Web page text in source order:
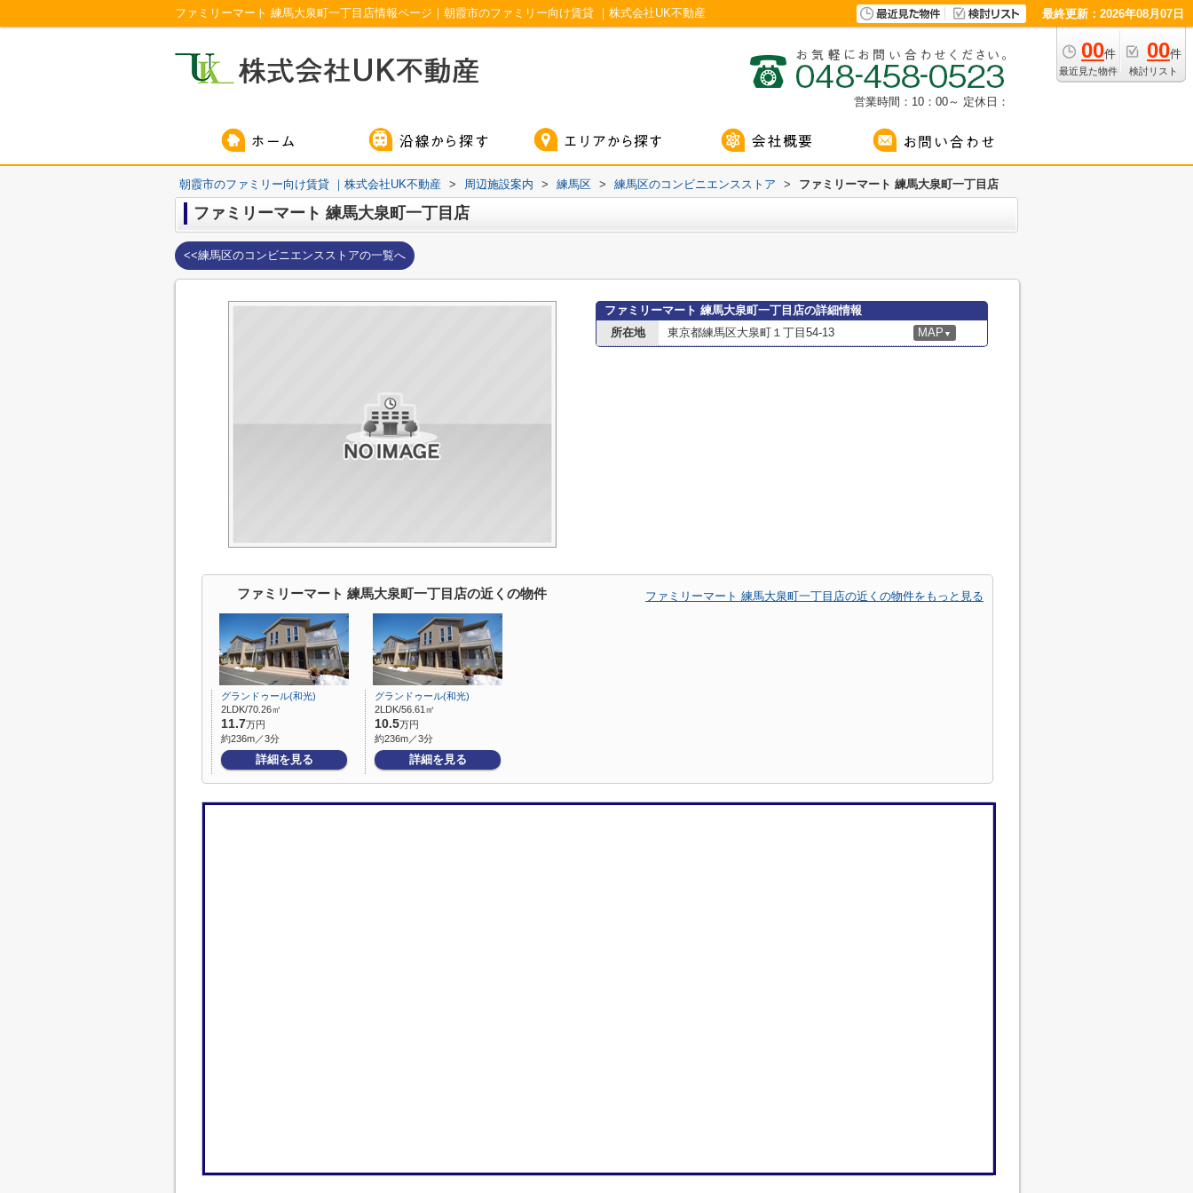
ファミリーマート 練馬大泉町一丁目店情報ページ｜朝霞市のファミリー向け賃貸 ｜株式会社UK不動産 最終更新：2026年08月07日
00件
最近見た物件
00件
検討リスト
営業時間：10：00～ 定休日：
朝霞市のファミリー向け賃貸 ｜株式会社UK不動産 > 周辺施設案内 > 練馬区 > 練馬区のコンビニエンスストア > ファミリーマート 練馬大泉町一丁目店
ファミリーマート 練馬大泉町一丁目店
<<練馬区のコンビニエンスストアの一覧へ
ファミリーマート 練馬大泉町一丁目店の詳細情報
所在地
東京都練馬区大泉町１丁目54-13 MAP ▼
ファミリーマート 練馬大泉町一丁目店の近くの物件 ファミリーマート 練馬大泉町一丁目店の近くの物件をもっと見る
グランドゥール(和光)
2LDK/70.26㎡
11.7万円
約236m／3分
詳細を見る
グランドゥール(和光)
2LDK/56.61㎡
10.5万円
約236m／3分
詳細を見る